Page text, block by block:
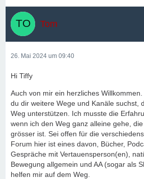
Tom
26. Mai 2024 um 09:40
Hi Tiffy
Auch von mir ein herzliches
du dir weitere Wege und Kanäle suchst,
Weg unterstützen. Ich musste die
wenn ich den Weg ganz alleine gehe,
grösser ist. Sei offen für die
Forum hier ist eines davon, Bücher,
Gespräche mit Vertauensperson(en),
Bewegung allgemein und AA (sogar als
helfen mir auf dem Weg.